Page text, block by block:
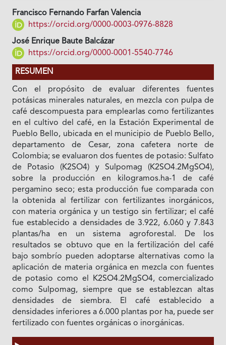
Francisco Fernando Farfan Valencia
https://orcid.org/0000-0003-0976-8828
José Enrique Baute Balcázar
https://orcid.org/0000-0001-5540-7746
RESUMEN
Con el propósito de evaluar diferentes fuentes
potásicas minerales naturales, en mezcla con pulpa de
café descompuesta para emplearlas como fertilizantes
en el cultivo del café, en la Estación Experimental de
Pueblo Bello, ubicada en el municipio de Pueblo Bello,
departamento de Cesar, zona cafetera norte de
Colombia; se evaluaron dos fuentes de potasio: Sulfato
de Potasio (K2SO4) y Sulpomag (K2SO4.2MgSO4),
sobre la producción en kilogramos.ha-1 de café
pergamino seco; esta producción fue comparada con
la obtenida al fertilizar con fertilizantes inorgánicos,
con materia orgánica y un testigo sin fertilizar; el café
fue establecido a densidades de 3.922, 6.060 y 7.843
plantas/ha en un sistema agroforestal. De los
resultados se obtuvo que en la fertilización del café
bajo sombrío pueden adoptarse alternativas como la
aplicación de materia orgánica en mezcla con fuentes
de potasio como el K2SO4.2MgSO4, comercializado
como Sulpomag, siempre que se establezcan altas
densidades de siembra. El café establecido a
densidades inferiores a 6.000 plantas por ha, puede ser
fertilizado con fuentes orgánicas o inorgánicas.